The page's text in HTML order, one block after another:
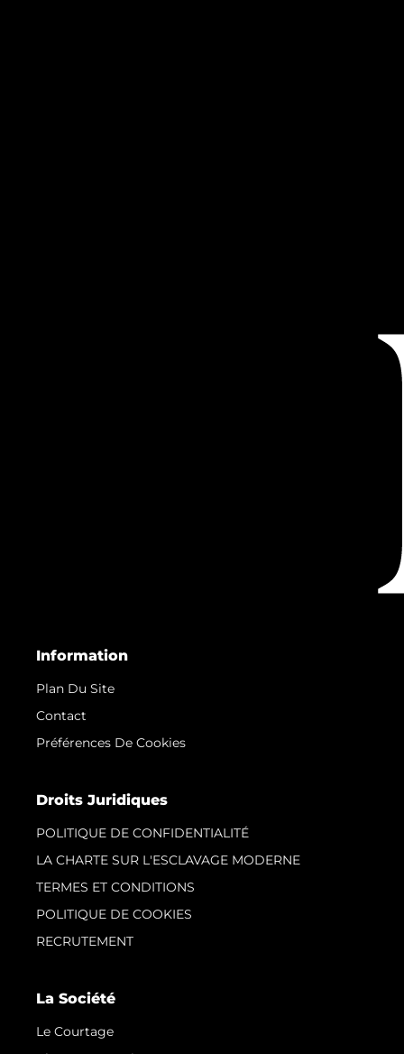
Information
Plan Du Site
Contact
Préférences De Cookies
Droits Juridiques
POLITIQUE DE CONFIDENTIALITÉ
LA CHARTE SUR L'ESCLAVAGE MODERNE
TERMES ET CONDITIONS
POLITIQUE DE COOKIES
RECRUTEMENT
La Société
Le Courtage